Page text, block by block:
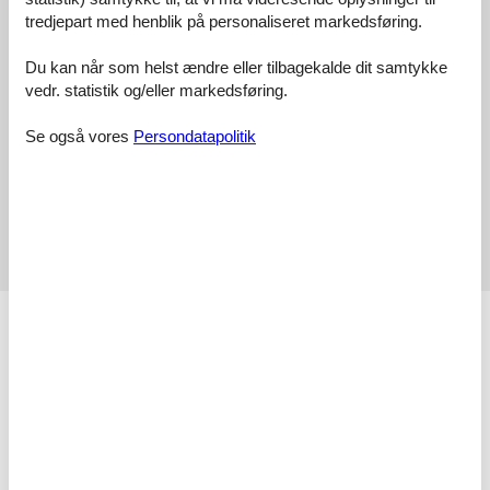
tredjepart med henblik på personaliseret markedsføring.
Du kan når som helst ændre eller tilbagekalde dit samtykke
vedr. statistik og/eller markedsføring.
Se også vores Persondatapolitik